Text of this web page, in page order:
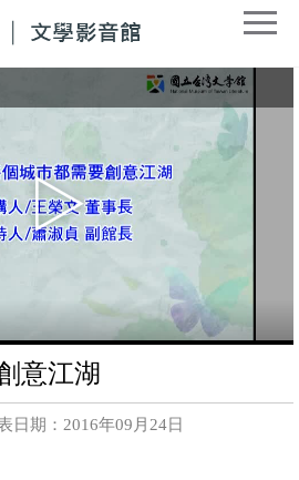
意江湖
日期：2016年09月24日